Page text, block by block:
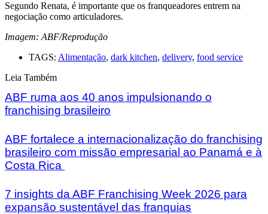
Segundo Renata, é importante que os franqueadores entrem na
negociação como articuladores.
Imagem: ABF/Reprodução
TAGS: Alimentação, dark kitchen, delivery, food service
Leia Também
ABF ruma aos 40 anos impulsionando o
franchising brasileiro
ABF fortalece a internacionalização do franchising
brasileiro com missão empresarial ao Panamá e à
Costa Rica
7 insights da ABF Franchising Week 2026 para
expansão sustentável das franquias